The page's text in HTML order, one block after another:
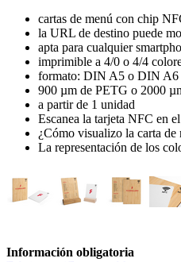
cartas de menú con chip
la URL de destino puede
apta para cualquier
imprimible a 4/0 o 4/4
formato: DIN A5 o DIN A6
900 µm de PETG o 2000
a partir de 1 unidad
Escanea la tarjeta NFC en
¿Cómo visualizo la carta
La representación de los
Información obligatoria